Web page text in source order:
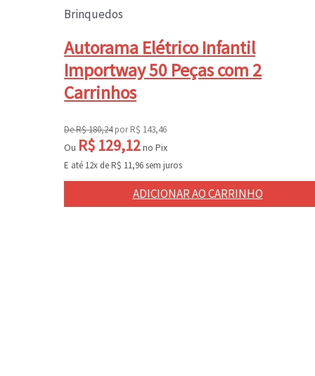
Brinquedos
Autorama Elétrico Infantil
Importway 50 Peças com 2
Carrinhos
DeR$180,24porR$ 143,46
Ou R$ 129,12no Pix
E até 12x deR$ 11,96sem juros
ADICIONAR AO CARRINHO